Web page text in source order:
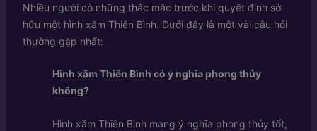
Nhiều người có những thắc mắc trước khi quyết định sở
hữu một hình xăm Thiên Bình. Dưới đây là một vài câu hỏi
thường gặp nhất:
Hình xăm Thiên Bình có ý nghĩa phong thủy
không?
Hình xăm Thiên Bình mang ý nghĩa phong thủy tốt,